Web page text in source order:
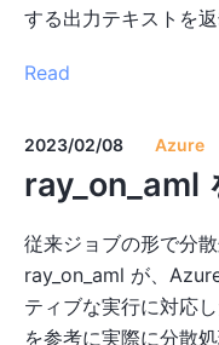
する出力テキストを
Read
2023/02/08 Azure
ray_on_aml
従来ジョブの形で分
ray_on_aml が、
ティブな実行に対応
を参考に実際に分散